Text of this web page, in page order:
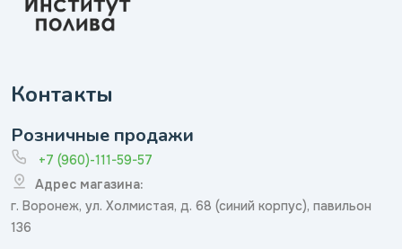
Контакты
Розничные продажи
+7 (960)-111-59-57
Адрес магазина:
г. Воронеж, ул. Холмистая, д. 68 (синий корпус), павильон
136